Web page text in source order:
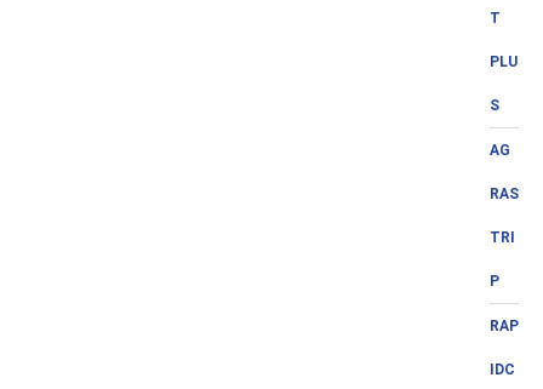
T
PLU
S
AG
RAS
TRI
P
RAP
IDC